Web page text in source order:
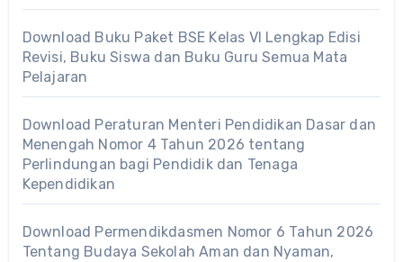
Download Buku Paket BSE Kelas VI Lengkap Edisi
Revisi, Buku Siswa dan Buku Guru Semua Mata
Pelajaran
Download Peraturan Menteri Pendidikan Dasar dan
Menengah Nomor 4 Tahun 2026 tentang
Perlindungan bagi Pendidik dan Tenaga
Kependidikan
Download Permendikdasmen Nomor 6 Tahun 2026
Tentang Budaya Sekolah Aman dan Nyaman,